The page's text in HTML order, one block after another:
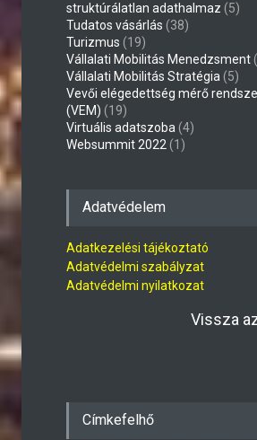
struktúrálatlan adathalmaz (5)
Tudatos vásárlás (38)
Turizmus (19)
Vállalati Mobilitás Menedzsment
Vállalati Mobilitás Stratégia (5)
Vevői elégedettség mérő
(VEM) (19)
Virtuális adatszoba (4)
Websummit 2022 (1)
Adatvédelem
Adatkezelési tájékoztató
Adatvédelmi szabályzat
Adatvédelmi nyilatkozat
Vissza
Címkefelhő